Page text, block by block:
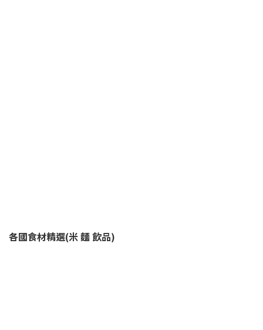
各國食材精選(米 麵 飲品)